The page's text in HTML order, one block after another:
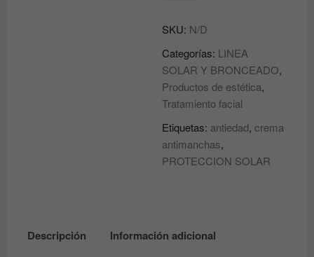
FPS
50
ABIDIS
Antiedad
Sun
cantidad
SKU: N/D
Categorías: LINEA
SOLAR Y BRONCEADO,
Productos de estética,
Tratamiento facial
Etiquetas: antiedad,crema
antimanchas,
PROTECCION SOLAR
Descripción
Información adicional